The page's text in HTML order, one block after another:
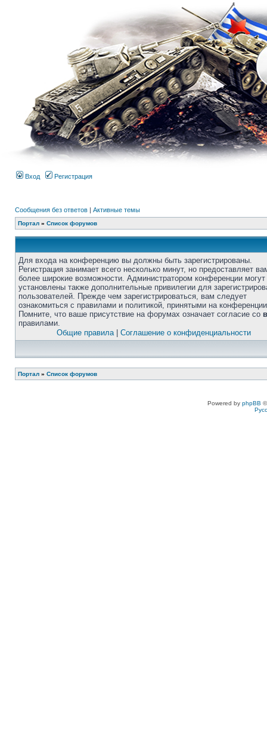
Вход Регистрация
Сообщения без ответов | Активные темы
Портал » Список форумов
Для входа на конференцию вы должны быть зарегистрированы.
Регистрация занимает всего несколько минут, но предоставляет
более широкие возможности. Администратором конференции
установлены также дополнительные привилегии для
пользователей. Прежде чем зарегистрироваться, вам следует
ознакомиться с правилами и политикой, принятыми на
Помните, что ваше присутствие на форумах означает согласие со
правилами.
Общие правила| Соглашение о конфиденциальности
Портал » Список форумов
Powered by phpBB